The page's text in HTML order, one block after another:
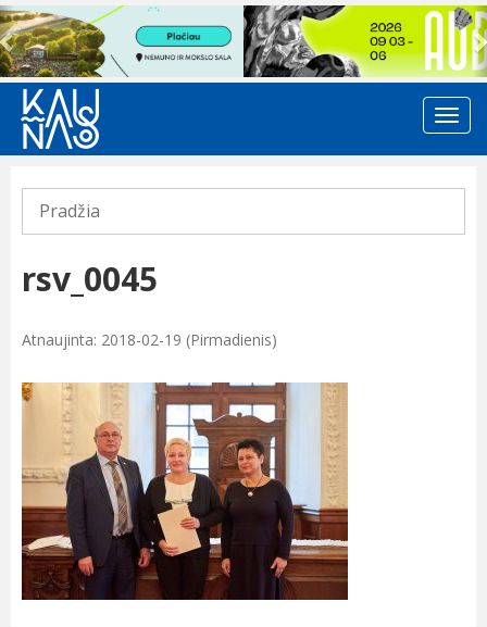
Previous
Pradžia
rsv_0045
Atnaujinta: 2018-02-19 (Pirmadienis)